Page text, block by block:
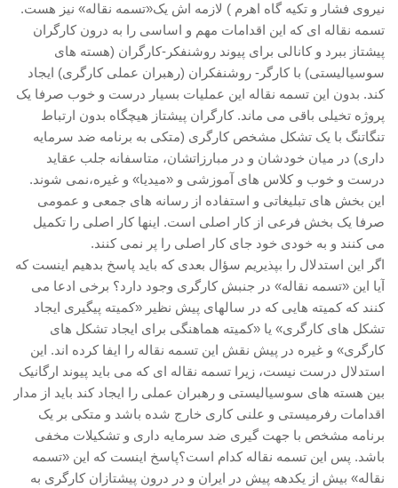
نیروی فشار و تکیه گاه اهرم ) لازمه اش یک«تسمه نقاله» نیز هست.
تسمه نقاله ای که این اقدامات مهم و اساسی را به درون کارگران
پیشتاز ببرد و کانالی برای پیوند روشنفکر-کارگران (هسته های
سوسیالیستی) با کارگر- روشنفکران (رهبران عملی کارگری) ایجاد
کند. بدون این تسمه نقاله این عملیات بسیار درست و خوب صرفا یک
پروژه تخیلی باقی می ماند. کارگران پیشتاز هیچگاه بدون ارتباط
تنگاتنگ با یک تشکل مشخص کارگری (متکی به برنامه ضد سرمایه
داری) در میان خودشان و در مبارزاتشان، متاسفانه جلب عقاید
درست و خوب و کلاس های آموزشی و «میدیا» و غیره،نمی شوند.
این بخش های تبلیغاتی و استفاده از رسانه های جمعی و عمومی
صرفا یک بخش فرعی از کار اصلی است. اینها کار اصلی را تکمیل
می کنند و به خودی خود جای کار اصلی را پر نمی کنند.
اگر این استدلال را بپذیریم سؤال بعدی که باید پاسخ بدهیم اینست که
آیا این «تسمه نقاله» در جنبش کارگری وجود دارد؟ برخی ادعا می
کنند که کمیته هایی که در سالهای پیش نظیر «کمیته پیگیری ایجاد
تشکل های کارگری» یا «کمیته هماهنگی برای ایجاد تشکل های
کارگری» و غیره در پیش نقش این تسمه نقاله را ایفا کرده اند. این
استدلال درست نیست، زیرا تسمه نقاله ای که می باید پیوند ارگانیک
بین هسته های سوسیالیستی و رهبران عملی را ایجاد کند باید از مدار
اقدامات رفرمیستی و علنی کاری خارج شده باشد و متکی بر یک
برنامه مشخص با جهت گیری ضد سرمایه داری و تشکیلات مخفی
باشد. پس این تسمه نقاله کدام است؟پاسخ اینست که این «تسمه
نقاله» بیش از یکدهه پیش در ایران و در درون پیشتازان کارگری به